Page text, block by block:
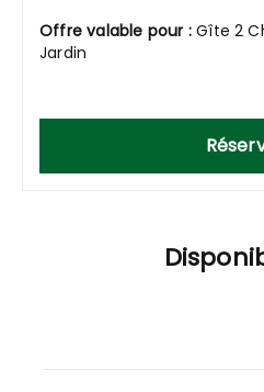
Offre valable pour :Gîte 2
Jardin